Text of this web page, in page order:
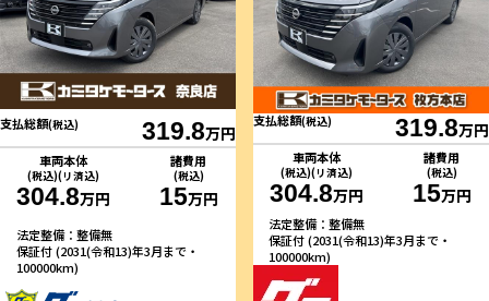
支払総額(税込) 319.8万円
車両本体
(税込)(リ済込)
304.8万円
諸費用
(税込)
15万円
法定整備：整備無
保証付 (2031(令和13)年3月まで・
100000km)
支払総額(税込) 319.8万円
車両本体
(税込)(リ済込)
304.8万円
諸費用
(税込)
15万円
法定整備：整備無
保証付 (2031(令和13)年3月まで・
100000km)